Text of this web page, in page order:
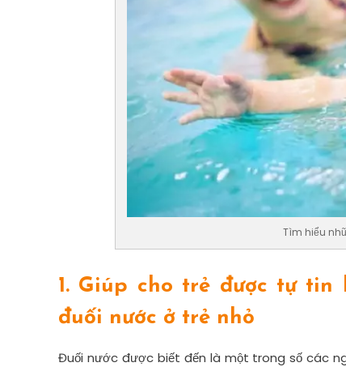
Tìm hiểu
1. Giúp cho trẻ được tự tin
đuối nước ở trẻ nhỏ
Đuối nước được biết đến là một trong số các